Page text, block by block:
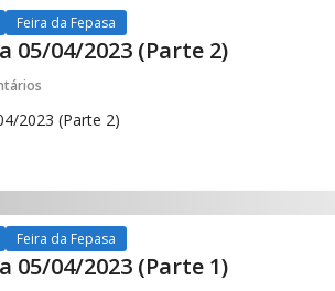
Feira da Fepasa
05/04/2023 (Parte 2)
2023 (Parte 2)
Feira da Fepasa
05/04/2023 (Parte 1)